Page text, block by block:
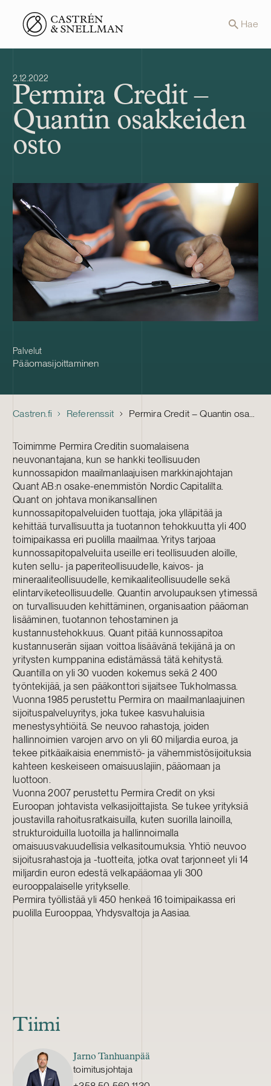
Front page Hae
2.12.2022
Permira Credit –
Quantin osakkeiden
osto
Palvelut
Pääomasijoittaminen
Castren.fi Referenssit Permira Credit – Quantin osakkeiden osto
Toimimme Permira Creditin suomalaisena
neuvonantajana, kun se hankki teollisuuden
kunnossapidon maailmanlaajuisen markkinajohtajan
Quant AB:n osake-enemmistön Nordic Capitalilta.
Quant on johtava monikansallinen
kunnossapitopalveluiden tuottaja, joka ylläpitää ja
kehittää turvallisuutta ja tuotannon tehokkuutta yli 400
toimipaikassa eri puolilla maailmaa. Yritys tarjoaa
kunnossapitopalveluita useille eri teollisuuden aloille,
kuten sellu- ja paperiteollisuudelle, kaivos- ja
mineraaliteollisuudelle, kemikaaliteollisuudelle sekä
elintarviketeollisuudelle. Quantin arvolupauksen ytimessä
on turvallisuuden kehittäminen, organisaation pääoman
lisääminen, tuotannon tehostaminen ja
kustannustehokkuus. Quant pitää kunnossapitoa
kustannuserän sijaan voittoa lisäävänä tekijänä ja on
yritysten kumppanina edistämässä tätä kehitystä.
Quantilla on yli 30 vuoden kokemus sekä 2 400
työntekijää, ja sen pääkonttori sijaitsee Tukholmassa.
Vuonna 1985 perustettu Permira on maailmanlaajuinen
sijoituspalveluyritys, joka tukee kasvuhaluisia
menestysyhtiöitä. Se neuvoo rahastoja, joiden
hallinnoimien varojen arvo on yli 60 miljardia euroa, ja
tekee pitkäaikaisia enemmistö- ja vähemmistösijoituksia
kahteen keskeiseen omaisuuslajiin, pääomaan ja
luottoon.
Vuonna 2007 perustettu Permira Credit on yksi
Euroopan johtavista velkasijoittajista. Se tukee yrityksiä
joustavilla rahoitusratkaisuilla, kuten suorilla lainoilla,
strukturoiduilla luotoilla ja hallinnoimalla
omaisuusvakuudellisia velkasitoumuksia. Yhtiö neuvoo
sijoitusrahastoja ja -tuotteita, jotka ovat tarjonneet yli 14
miljardin euron edestä velkapääomaa yli 300
eurooppalaiselle yritykselle.
Permira työllistää yli 450 henkeä 16 toimipaikassa eri
puolilla Eurooppaa, Yhdysvaltoja ja Aasiaa.
Tiimi
Jarno Tanhuanpää
toimitusjohtaja